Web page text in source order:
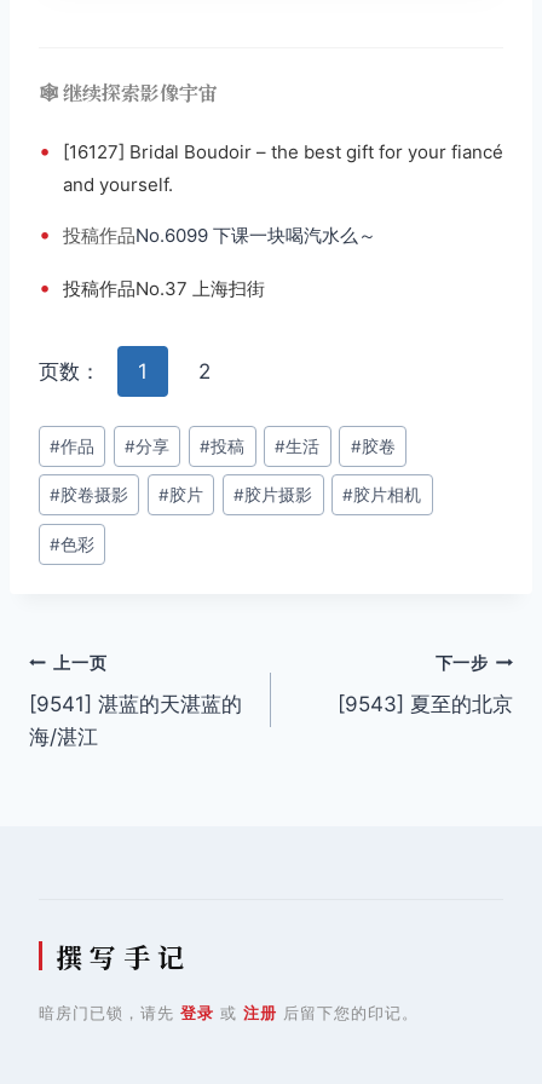
🕸️ 继续探索影像宇宙
•
[16127] Bridal Boudoir – the best gift for your fiancé
and yourself.
• 投稿作品No.6099 下课一块喝汽水么～
• 投稿作品No.37 上海扫街
页数： 1 2
文
章
标
签：
#作品 #分享 #投稿 #生活 #胶卷
#胶卷摄影 #胶片 #胶片摄影 #胶片相机
#色彩
文
章
上一页
[9541] 湛蓝的天湛蓝的
海/湛江
下一步
[9543] 夏至的北京
撰 写 手 记
暗房门已锁，请先 登录 或 注册 后留下您的印记。